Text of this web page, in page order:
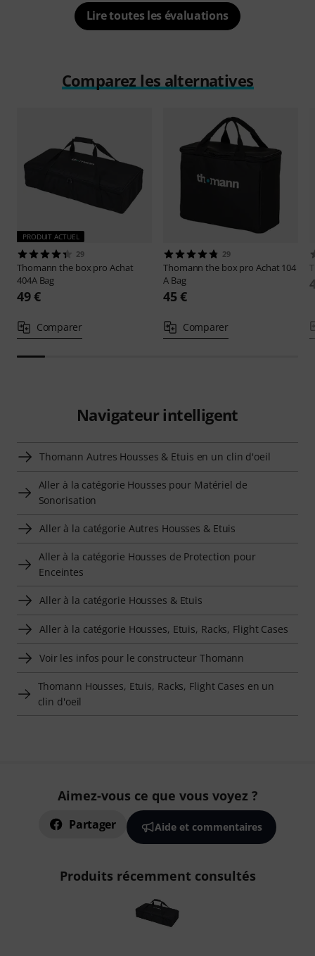
Lire toutes les évaluations
Comparez les alternatives
PRODUIT ACTUEL
29
Thomannthe box pro Achat
404A Bag
49 €
Comparer
29
Thomannthe box pro Achat 104
A Bag
45 €
Comparer
Navigateur intelligent
Thomann Autres Housses & Etuis en un clin d'oeil
Aller à la catégorie Housses pour Matériel de
Sonorisation
Aller à la catégorie Autres Housses & Etuis
Aller à la catégorie Housses de Protection pour
Enceintes
Aller à la catégorie Housses & Etuis
Aller à la catégorie Housses, Etuis, Racks, Flight Cases
Voir les infos pour le constructeur Thomann
Thomann Housses, Etuis, Racks, Flight Cases en un
clin d'oeil
Aimez-vous ce que vous voyez ?
Partager Aide et commentaires
Produits récemment consultés